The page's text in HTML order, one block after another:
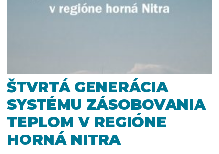
ŠTVRTÁ GENERÁCIA
SYSTÉMU ZÁSOBOVANIA
TEPLOM V REGIÓNE
HORNÁ NITRA